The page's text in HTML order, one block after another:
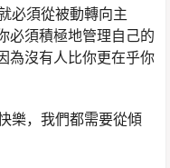
須從被動轉向主
必須積極地管理自己的
為沒有人比你更在乎你
，我們都需要從傾